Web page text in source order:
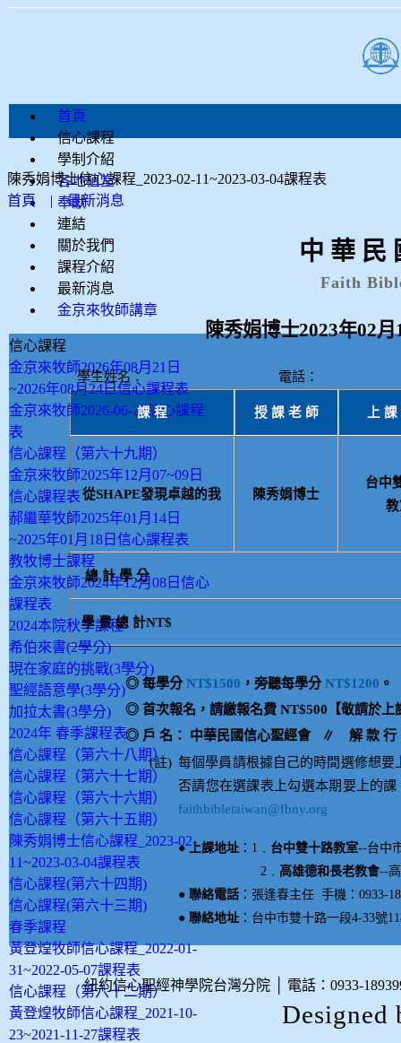
首頁
信心課程
學制介紹
各地植堂
奉獻
連結
關於我們
課程介紹
最新消息
金京來牧師講章
信心課程
金京來牧師2026年08月21日
~2026年08月24日信心課程表
金京來牧師2026-06-22信心課程
表
信心課程（第六十九期）
金京來牧師2025年12月07~09日
信心課程表
郝繼華牧師2025年01月14日
~2025年01月18日信心課程表
教牧博士課程
金京來牧師2024年12月08日信心
課程表
2024本院秋季課程
希伯來書(2學分)
現在家庭的挑戰(3學分)
聖經語意學(3學分)
加拉太書(3學分)
2024年 春季課程表
信心課程（第六十八期）
信心課程（第六十七期）
信心課程（第六十六期）
信心課程（第六十五期）
陳秀娟博士信心課程_2023-02-
11~2023-03-04課程表
信心課程(第六十四期)
信心課程(第六十三期)
春季課程
黃登煌牧師信心課程_2022-01-
31~2022-05-07課程表
信心課程（第六十二期）
黃登煌牧師信心課程_2021-10-
23~2021-11-27課程表
陳秀娟博士信心課程_2023-02-11~2023-03-04課程表
首頁 |最新消息
中 華 民
Faith
陳秀娟博士2023年02月
學生姓名：
課 程 授 課 老 師 上 課
從SHAPE發現卓越的我 陳秀娟博士
台中
總計學分
學 費 總 計NT$
◎ 每學分 NT$1500 ，旁聽每學分 NT$1200 。
◎ 首次報名，請繳報名費 NT$500 【敬請於上
◎ 戶 名： 中華民國信心聖經會 ∥ 解 款 行
(註) 每個學員請根據自己的時間選修想要
否請您在選課表上勾選本期要上的
faithbibletaiwan@fbny.org
● 上課地址 ：1﹒ 台中雙十路教室--台中
2 ﹒ 高雄德和長老教會--
● 聯絡電話 ：張逢春主任 手機：0933-
● 聯絡地址 ：台中市雙十路一段4-33號
紐約信心聖經神學院台灣分院│ 電話：0933-
Designed